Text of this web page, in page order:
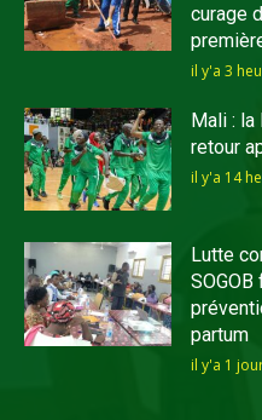
curage
il y'a 3
Mali :
retour
il y'a 14
Lutte
partum
il y'a 1